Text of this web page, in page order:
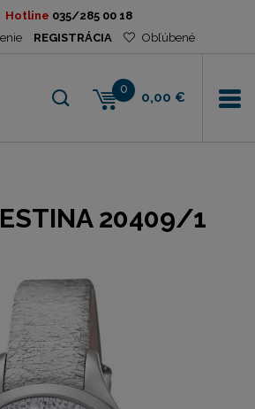
Hotline 035/285 00 18
REGISTRÁCIA Obľúbené
0
0,00 €
20409/1